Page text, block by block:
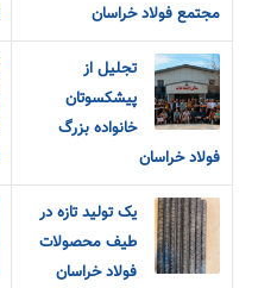
مجتمع فولاد خراسان
تجلیل از
پیشکسوتان
خانواده بزرگ
فولاد خراسان
یک تولید تازه در
طیف محصولات
فولاد خراسان